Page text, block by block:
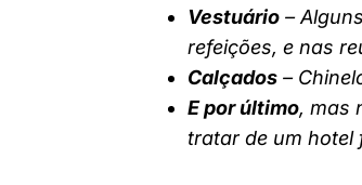
Vestuário –
refeições, e nas
Calçados –
E por último, mas
tratar de um hotel